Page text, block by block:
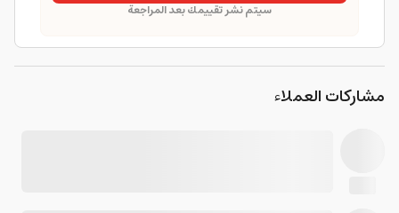
سيتم نشر تقييمك بعد المراجعة
مشاركات العملاء